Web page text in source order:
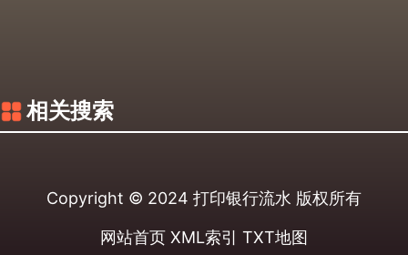
相关搜索
Copyright © 2024 打印银行流水 版权所有
网站首页 XML索引 TXT地图